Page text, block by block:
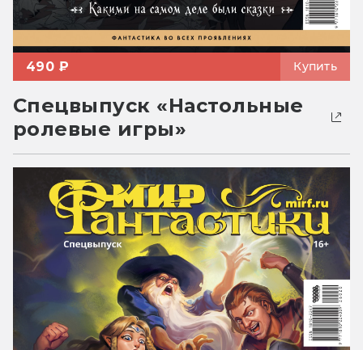
490 ₽ Купить
Спецвыпуск «Настольные
ролевые игры»